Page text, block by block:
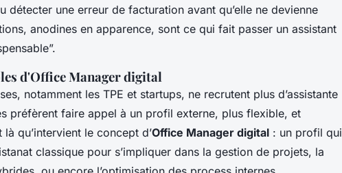
détecter une erreur de facturation avant qu’elle ne devienne
anodines en apparence, sont ce qui fait passer un assistant
d'Office Manager digital
notamment les TPE et startups, ne recrutent plus d’assistante
préfèrent faire appel à un profil externe, plus flexible, et
qu’intervient le concept d’Office Manager digital : un profil qui
classique pour s’impliquer dans la gestion de projets, la